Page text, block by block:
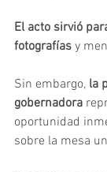
El acto sirvió
fotografías y
Sin embargo, la
gobernadora
oportunidad
sobre la mesa